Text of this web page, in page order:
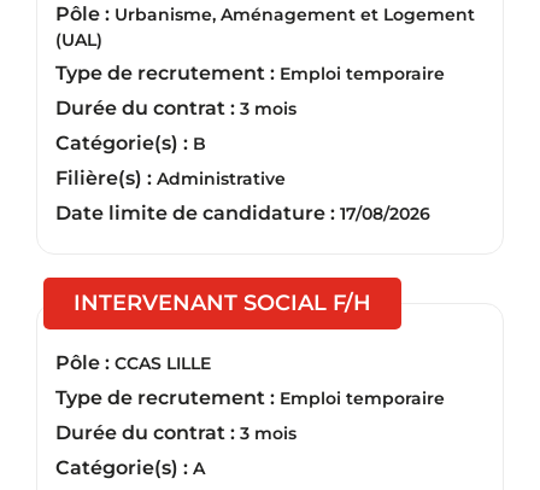
Pôle : Urbanisme, Aménagement et Logement
(UAL)
Type de recrutement : Emploi temporaire
Durée du contrat : 3 mois
Catégorie(s) : B
Filière(s) : Administrative
Date limite de candidature : 17/08/2026
INTERVENANT SOCIAL F/H
Pôle : CCAS LILLE
Type de recrutement : Emploi temporaire
Durée du contrat : 3 mois
Catégorie(s) : A